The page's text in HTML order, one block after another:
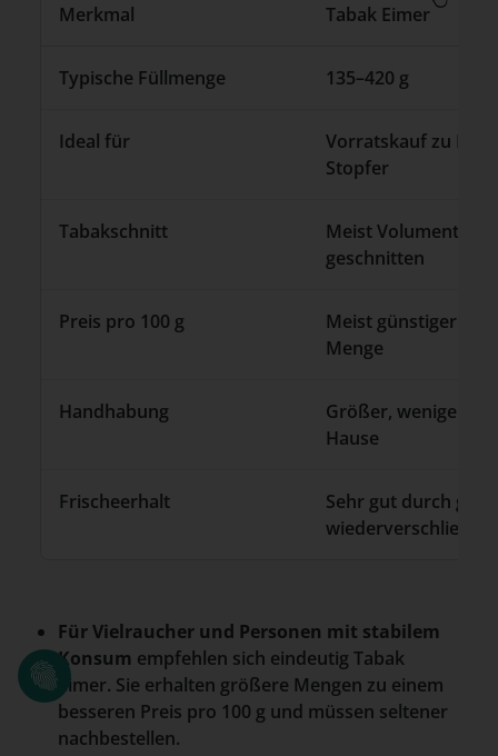
Merkmal Tabak Eimer
Typische Füllmenge 135–420 g
Ideal für
Vorratskauf zu
Stopfer
Tabakschnitt
Meist
geschnitten
Preis pro 100 g
Meist günstiger
Menge
Handhabung
Größer, weniger
Hause
Frischeerhalt
Sehr gut durch
Für Vielraucher und Personen mit stabilem
Konsum empfehlen sich eindeutig Tabak
Eimer. Sie erhalten größere Mengen zu einem
besseren Preis pro 100 g und müssen seltener
nachbestellen.